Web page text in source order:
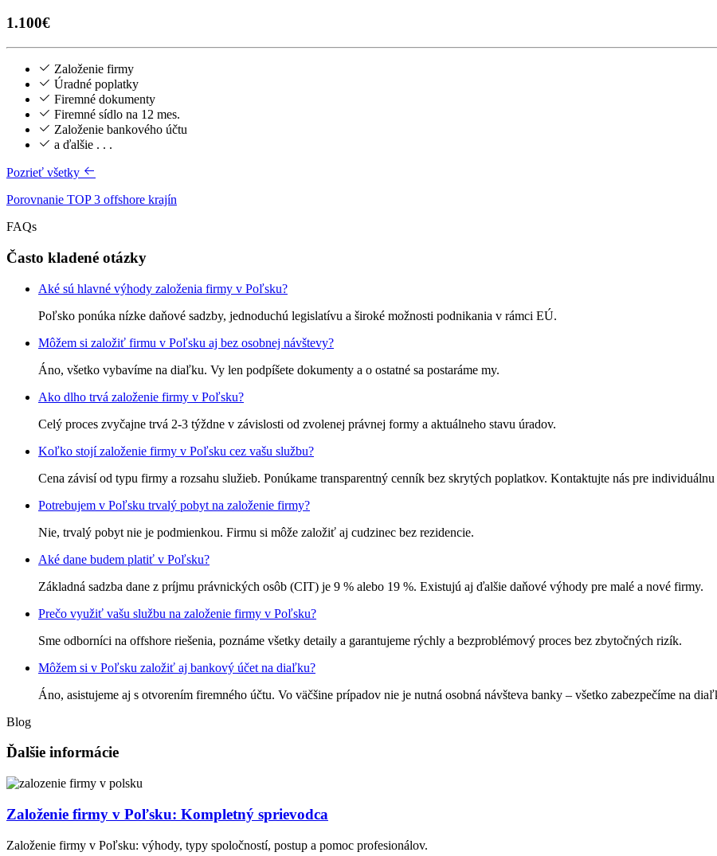
1.100€
Založenie firmy
Úradné poplatky
Firemné dokumenty
Firemné sídlo na 12 mes.
Založenie bankového účtu
a ďalšie . . .
Pozrieť všetky
Porovnanie TOP 3 offshore krajín
FAQs
Často kladené otázky
Aké sú hlavné výhody založenia firmy v Poľsku?
Poľsko ponúka nízke daňové sadzby, jednoduchú legislatívu a široké možnosti podnikania v rámci EÚ.
Môžem si založiť firmu v Poľsku aj bez osobnej návštevy?
Áno, všetko vybavíme na diaľku. Vy len podpíšete dokumenty a o ostatné sa postaráme my.
Ako dlho trvá založenie firmy v Poľsku?
Celý proces zvyčajne trvá 2-3 týždne v závislosti od zvolenej právnej formy a aktuálneho stavu úradov.
Koľko stojí založenie firmy v Poľsku cez vašu službu?
Cena závisí od typu firmy a rozsahu služieb. Ponúkame transparentný cenník bez skrytých poplatkov. Kontaktujte nás pre
Potrebujem v Poľsku trvalý pobyt na založenie firmy?
Nie, trvalý pobyt nie je podmienkou. Firmu si môže založiť aj cudzinec bez rezidencie.
Aké dane budem platiť v Poľsku?
Základná sadzba dane z príjmu právnických osôb (CIT) je 9 % alebo 19 %. Existujú aj ďalšie daňové výhody pre malé a nové firmy.
Prečo využiť vašu službu na založenie firmy v Poľsku?
Sme odborníci na offshore riešenia, poznáme všetky detaily a garantujeme rýchly a bezproblémový proces bez zbytočných rizík.
Môžem si v Poľsku založiť aj bankový účet na diaľku?
Áno, asistujeme aj s otvorením firemného účtu. Vo väčšine prípadov nie je nutná osobná návšteva banky – všetko zabezpečíme na
Blog
Ďalšie informácie
Založenie firmy v Poľsku: Kompletný sprievodca
Založenie firmy v Poľsku: výhody, typy spoločností, postup a pomoc profesionálov.